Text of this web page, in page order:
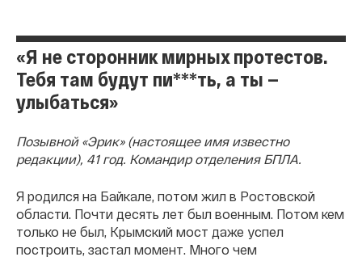
«Я не сторонник мирных протестов.
Тебя там будут пи***ть, а ты —
улыбаться»
Позывной «Эрик» (настоящее имя известно
редакции), 41 год. Командир отделения БПЛА.
Я родился на Байкале, потом жил в Ростовской
области. Почти десять лет был военным. Потом кем
только не был, Крымский мост даже успел
построить, застал момент. Много чем